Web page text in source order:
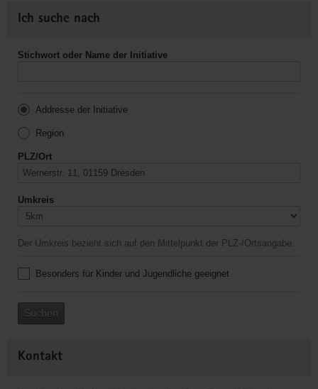
Ich suche nach
Stichwort oder Name der Initiative
Addresse der Initiative
Region
PLZ/Ort
Umkreis
Der Umkreis bezieht sich auf den Mittelpunkt der PLZ-/Ortsangabe.
Besonders für Kinder und Jugendliche geeignet
Suchen
Kontakt